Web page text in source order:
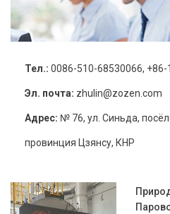
Тел.: 0086-510-68530066,
Эл. почта: zhulin@zozen.com
Адрес: № 76, ул. Синьда,
провинция Цзянсу, КНР